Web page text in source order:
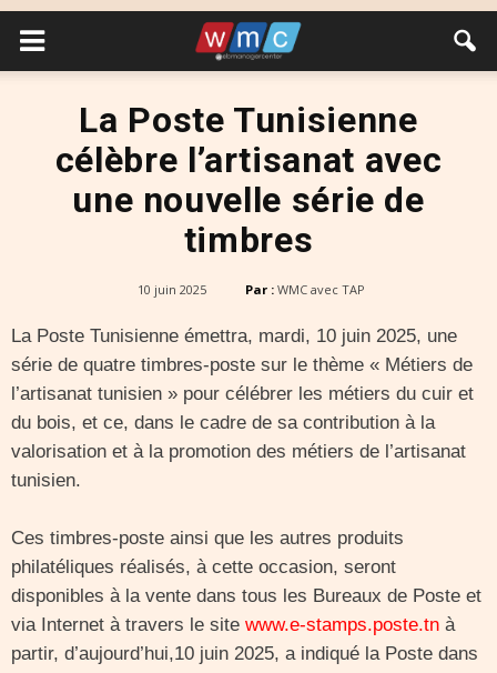
La Poste Tunisienne
célèbre l’artisanat avec
une nouvelle série de
timbres
10 juin 2025 Par : WMC avec TAP
La Poste Tunisienne émettra, mardi, 10 juin 2025, une
série de quatre timbres-poste sur le thème « Métiers de
l’artisanat tunisien » pour célébrer les métiers du cuir et
du bois, et ce, dans le cadre de sa contribution à la
valorisation et à la promotion des métiers de l’artisanat
tunisien.
Ces timbres-poste ainsi que les autres produits
philatéliques réalisés, à cette occasion, seront
disponibles à la vente dans tous les Bureaux de Poste et
via Internet à travers le site www.e-stamps.poste.tn à
partir, d’aujourd’hui,10 juin 2025, a indiqué la Poste dans